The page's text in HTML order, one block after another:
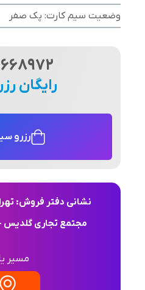
وضعیت سیم کارت: پک صفر
رایگان
رزرو
نشانی دفتر فروش:
مجتمع تجاری گلدیس – طبقه 11
مسیر